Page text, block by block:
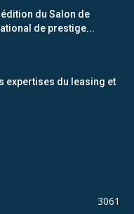
du Salon de
de prestige...
expertises du leasing et
3061